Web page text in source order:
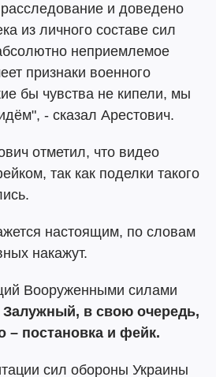
и доведено
из личного составе сил
неприемлемое
признаки военного
бы чувства не кипели, мы
- сказал Арестович.
отметил, что видео
так как поделки такого
настоящим, по словам
накажут.
Вооруженными силами
Залужный, в свою очередь,
– постановка и фейк.
сил обороны Украины